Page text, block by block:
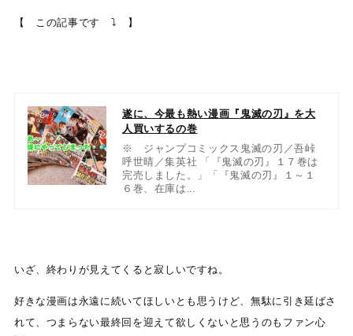
【 この記事です ⤵ 】
遂に、今最も熱い漫画『鬼滅の刃』を大
人買いするの巻
※ ジャンプコミックス鬼滅の刃／吾峠
呼世晴／集英社 「『鬼滅の刃』１７巻は
完売しました。」「『鬼滅の刃』１～１
６巻、在庫は...
いざ、終わりが見えてくると寂しいですね。
好きな漫画は永遠に続いてほしいとも思うけど、無駄に引き延ばさ
れて、つまらない最終回を迎えて欲しくないと思うのもファン心